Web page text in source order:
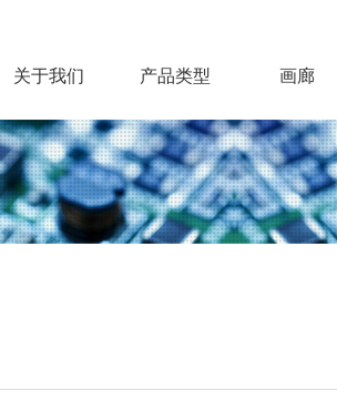
关于我们 产品类型 画廊